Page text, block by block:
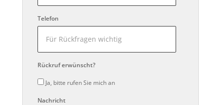
Telefon
Rückruf erwünscht?
Ja, bitte rufen Sie mich an
Nachricht